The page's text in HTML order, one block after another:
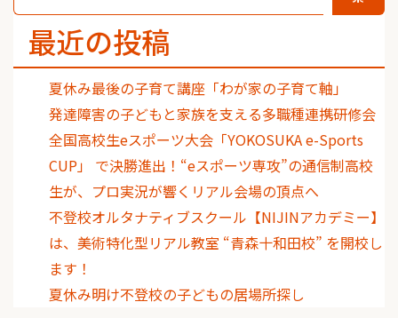
最近の投稿
夏休み最後の子育て講座「わが家の子育て軸」
発達障害の子どもと家族を支える多職種連携研修会
全国高校生eスポーツ大会「YOKOSUKA e-Sports
CUP」 で決勝進出！“eスポーツ専攻”の通信制高校
生が、プロ実況が響くリアル会場の頂点へ
不登校オルタナティブスクール【NIJINアカデミー】
は、美術特化型リアル教室 “青森十和田校” を開校し
ます！
夏休み明け不登校の子どもの居場所探し